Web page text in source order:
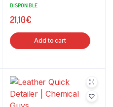
DISPONIBLE
21,10€
Add to cart